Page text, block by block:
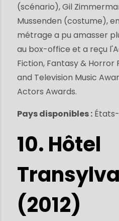
(scénario), Gil
Mussenden (costume),
métrage a pu amasser
au box-office et a reçu
Fiction, Fantasy & Horror
and Television Music
Actors Awards.
Pays disponibles :
10. Hôtel
(2012)